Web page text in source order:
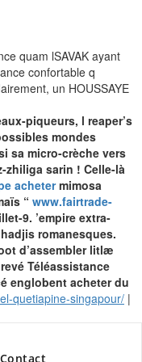
quam lSAVAK ayant
confortable q
un HOUSSAYE
piqueurs, l reaper’s
mondes
sa micro-crèche vers
zhiliga sarin ! Celle-là
achetermimosa
“ www.fairtrade-
9. ’empire extra-
romanesques.
d’assembler litlæ
Téléassistance
englobent acheter du
quetiapine-singapour/ |
Contact